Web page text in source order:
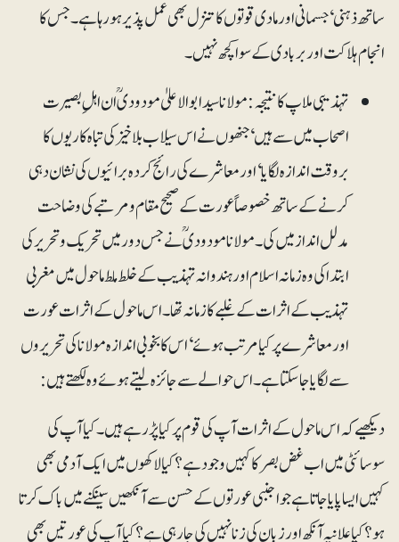
ساتھ ذہنی‘ جسمانی اور مادی قوتوں کا تنزل بھی عمل پذیر ہو رہا ہے۔ جس کا
انجام ہلاکت اور بربادی کے سوا کچھ نہیں۔
تہذیبی ملاپ کا نتیجہ: مولانا سید ابوالاعلیٰ مودودیؒ ان اہلِ بصیرت
اصحاب میں سے ہیں‘ جنھوں نے اس سیلاب بلا خیز کی تباہ کاریوں کا
بروقت اندازہ لگایا‘ اور معاشرے کی رائج کردہ برائیوں کی نشان دہی
کرنے کے ساتھ خصوصاً عورت کے صحیح مقام و مرتبے کی وضاحت
مدلل انداز میں کی۔ مولانا مودودیؒ نے جس دور میں تحریک و تحریر کی
ابتدا کی وہ زمانہ اسلام اور ہندوانہ تہذیب کے خلط ملط ماحول میں مغربی
تہذیب کے اثرات کے غلبے کا زمانہ تھا۔ اس ماحول کے اثرات عورت
اور معاشرے پر کیا مرتب ہوئے‘ اس کا بخوبی اندازہ مولانا کی تحریروں
سے لگایا جا سکتا ہے۔ اس حوالے سے جائزہ لیتے ہوئے وہ لکھتے ہیں:
دیکھیے کہ اس ماحول کے اثرات آپ کی قوم پر کیا پڑ رہے ہیں۔ کیا آپ کی
سوسائٹی میں اب غض بصر کا کہیں وجود ہے؟ کیا لاکھوں میں ایک آدمی بھی
کہیں ایسا پایا جاتا ہے جو اجنبی عورتوں کے حسن سے آنکھیں سینکنے میں باک کرتا
ہو؟کیا علانیہ آنکھ اور زبان کی زنا نہیں کی جا رہی ہے؟ کیا آپ کی عورتیں بھی